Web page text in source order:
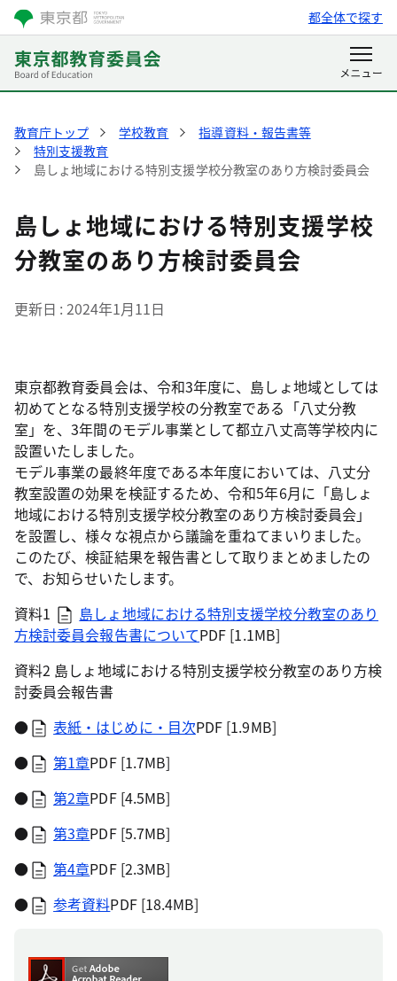
都全体で探す
教育庁トップ 学校教育
指導資料・報告書等
特別支援教育
島しょ地域における特別支援学校分教室のあり方検討委員会
島しょ地域における特別支援学校
分教室のあり方検討委員会
更新日 2024年1月11日
東京都教育委員会は、令和3年度に、島しょ地域としては
初めてとなる特別支援学校の分教室である「八丈分教
室」を、3年間のモデル事業として都立八丈高等学校内に
設置いたしました。
モデル事業の最終年度である本年度においては、八丈分
教室設置の効果を検証するため、令和5年6月に「島しょ
地域における特別支援学校分教室のあり方検討委員会」
を設置し、様々な視点から議論を重ねてまいりました。
このたび、検証結果を報告書として取りまとめましたの
で、お知らせいたします。
資料1
島しょ地域における特別支援学校分教室のあり
方検討委員会報告書についてPDF [1.1MB]
資料2 島しょ地域における特別支援学校分教室のあり方検
討委員会報告書
●
表紙・はじめに・目次PDF [1.9MB]
●
第1章PDF [1.7MB]
●
第2章PDF [4.5MB]
●
第3章PDF [5.7MB]
●
第4章PDF [2.3MB]
●
参考資料PDF [18.4MB]